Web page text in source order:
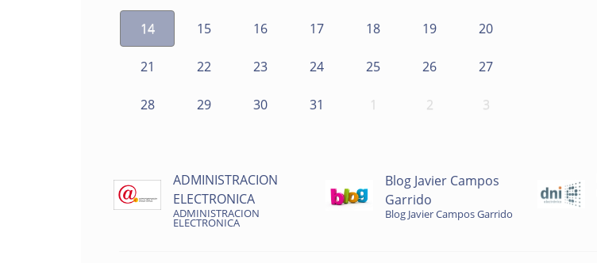
14 15 16 17 18 19 20
21 22 23 24 25 26 27
28 29 30 31 1 2 3
ADMINISTRACION
ELECTRONICA
ADMINISTRACION
ELECTRONICA
Blog Javier Campos
Garrido
Blog Javier Campos Garrido